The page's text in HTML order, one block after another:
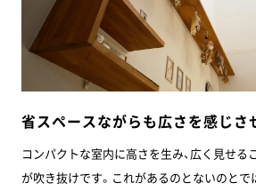
省スペースながらも広さを感じさ
コンパクトな室内に高さを生み、広く見せる
が吹き抜けです。これがあるのとないのとで